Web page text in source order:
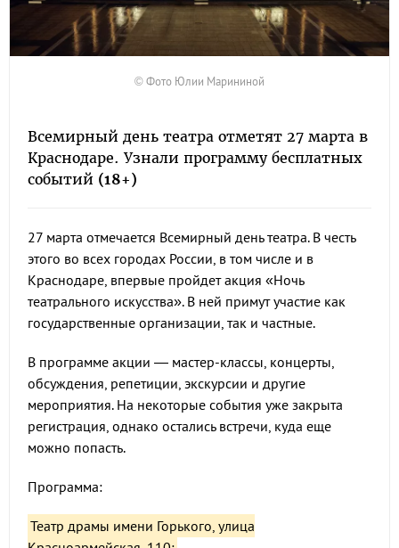
© Фото Юлии Марининой
Всемирный день театра отметят 27 марта в
Краснодаре. Узнали программу бесплатных
событий (18+)
27 марта отмечается Всемирный день театра. В честь
этого во всех городах России, в том числе и в
Краснодаре, впервые пройдет акция «Ночь
театрального искусства». В ней примут участие как
государственные организации, так и частные.
В программе акции — мастер-классы, концерты,
обсуждения, репетиции, экскурсии и другие
мероприятия. На некоторые события уже закрыта
регистрация, однако остались встречи, куда еще
можно попасть.
Программа:
Театр драмы имени Горького, улица